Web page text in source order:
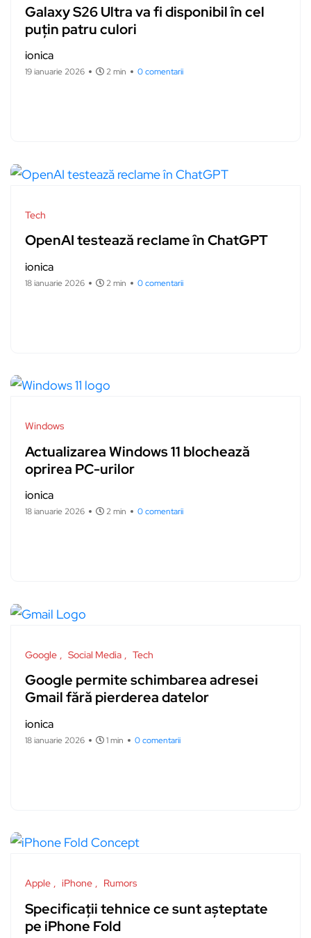
Galaxy S26 Ultra va fi disponibil în cel
puțin patru culori
ionica
19 ianuarie 2026 2 min 0 comentarii
Tech
OpenAI testează reclame în ChatGPT
ionica
18 ianuarie 2026 2 min 0 comentarii
Windows
Actualizarea Windows 11 blochează
oprirea PC-urilor
ionica
18 ianuarie 2026 2 min 0 comentarii
Google Social Media Tech
Google permite schimbarea adresei
Gmail fără pierderea datelor
ionica
18 ianuarie 2026 1 min 0 comentarii
Apple iPhone Rumors
Specificații tehnice ce sunt așteptate
pe iPhone Fold